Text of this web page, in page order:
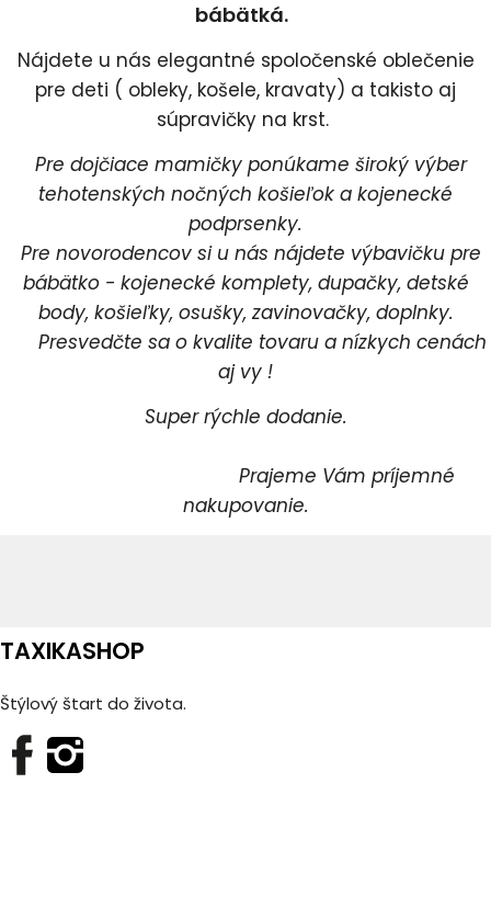
bábätká.
Nájdete u nás elegantné spoločenské oblečenie
pre deti ( obleky, košele, kravaty) a takisto aj
súpravičky na krst.
Pre dojčiace mamičky ponúkame široký výber
tehotenských nočných košieľok a kojenecké
podprsenky.
Pre novorodencov si u nás nájdete výbavičku pre
bábätko - kojenecké komplety, dupačky, detské
body, košieľky, osušky, zavinovačky, doplnky.
Presvedčte sa o kvalite tovaru a nízkych cenách
aj vy !
Super rýchle dodanie.
Prajeme Vám príjemné
nakupovanie.
TAXIKASHOP
Štýlový štart do života.